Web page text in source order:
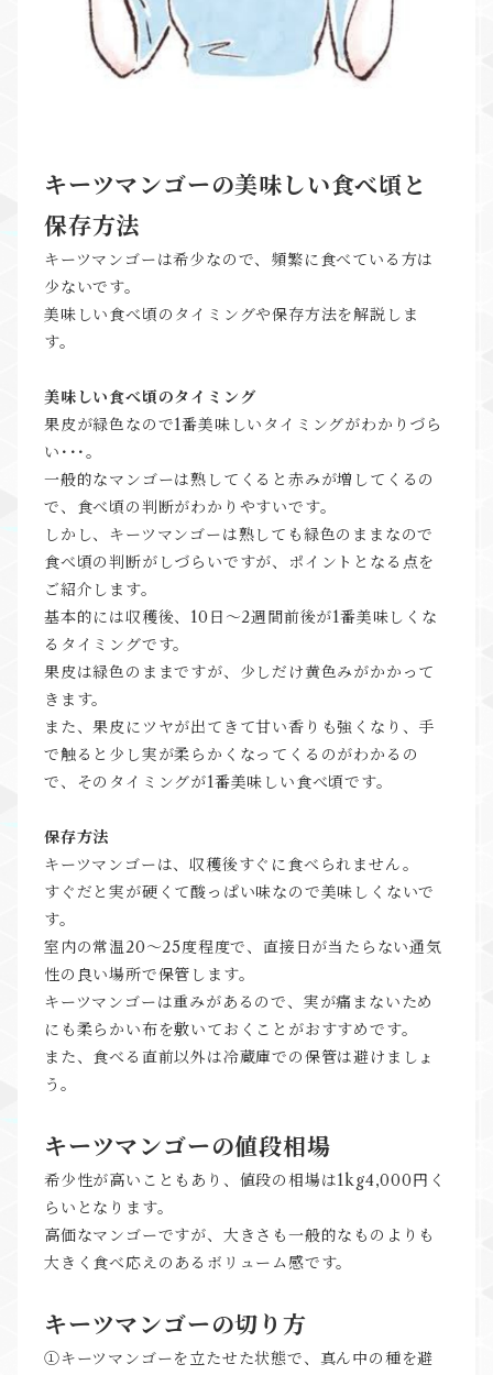
キーツマンゴーの美味しい食べ頃と
保存方法
キーツマンゴーは希少なので、頻繁に食べている方は
少ないです。
美味しい食べ頃のタイミングや保存方法を解説しま
す。
美味しい食べ頃のタイミング
果皮が緑色なので1番美味しいタイミングがわかりづら
い･･･。
一般的なマンゴーは熟してくると赤みが増してくるの
で、食べ頃の判断がわかりやすいです。
しかし、キーツマンゴーは熟しても緑色のままなので
食べ頃の判断がしづらいですが、ポイントとなる点を
ご紹介します。
基本的には収穫後、10日～2週間前後が1番美味しくな
るタイミングです。
果皮は緑色のままですが、少しだけ黄色みがかかって
きます。
また、果皮にツヤが出てきて甘い香りも強くなり、手
で触ると少し実が柔らかくなってくるのがわかるの
で、そのタイミングが1番美味しい食べ頃です。
保存方法
キーツマンゴーは、収穫後すぐに食べられません。
すぐだと実が硬くて酸っぱい味なので美味しくないで
す。
室内の常温20～25度程度で、直接日が当たらない通気
性の良い場所で保管します。
キーツマンゴーは重みがあるので、実が痛まないため
にも柔らかい布を敷いておくことがおすすめです。
また、食べる直前以外は冷蔵庫での保管は避けましょ
う。
キーツマンゴーの値段相場
希少性が高いこともあり、値段の相場は1kg4,000円く
らいとなります。
高価なマンゴーですが、大きさも一般的なものよりも
大きく食べ応えのあるボリューム感です。
キーツマンゴーの切り方
①キーツマンゴーを立たせた状態で、真ん中の種を避